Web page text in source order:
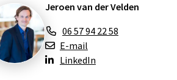
Jeroen van der Velden
06 57 94 22 58
E-mail
LinkedIn